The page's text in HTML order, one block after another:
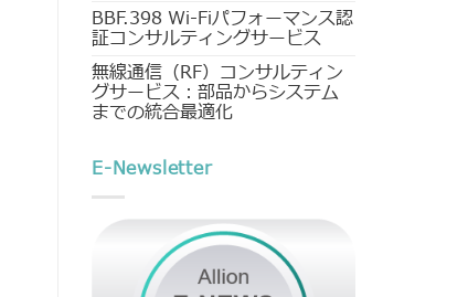
BBF.398 Wi-Fiパフォーマンス認
証コンサルティングサービス
無線通信（RF）コンサルティン
グサービス：部品からシステム
までの統合最適化
E-Newsletter